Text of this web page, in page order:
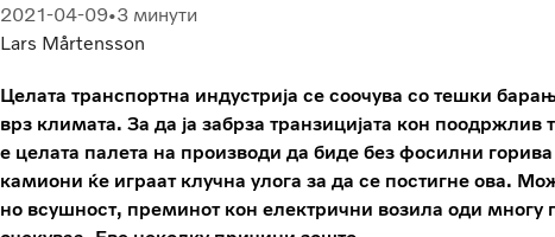
2021-04-09 3 минути
Lars Mårtensson
Целата транспортна индустрија се соочува со тешки
врз климата. За да ја забрза транзицијата кон поодржлив
е целата палета на производи да биде без фосилни
камиони ќе играат клучна улога за да се постигне ова.
но всушност, преминот кон електрични возила оди многу